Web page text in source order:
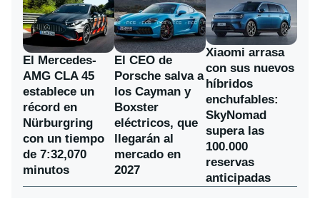
El Mercedes-
AMG CLA 45
establece un
récord en
Nürburgring
con un tiempo
de 7:32,070
minutos
El CEO de
Porsche salva a
los Cayman y
Boxster
eléctricos, que
llegarán al
mercado en
2027
Xiaomi arrasa
con sus nuevos
híbridos
enchufables:
SkyNomad
supera las
100.000
reservas
anticipadas